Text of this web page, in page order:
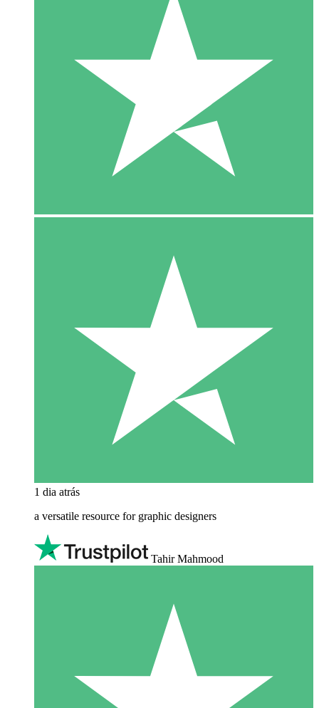
1 dia atrás
a versatile resource for graphic designers
Tahir Mahmood